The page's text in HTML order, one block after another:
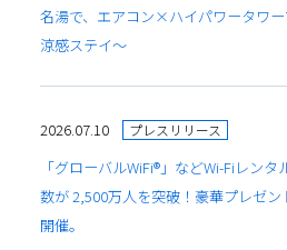
名湯で、エアコン×ハイパワータワ
涼感ステイ～
2026.07.10 プレスリリース
「グローバルWiFi®」などWi-Fiレン
数が 2,500万人を突破！豪華プレゼ
開催。